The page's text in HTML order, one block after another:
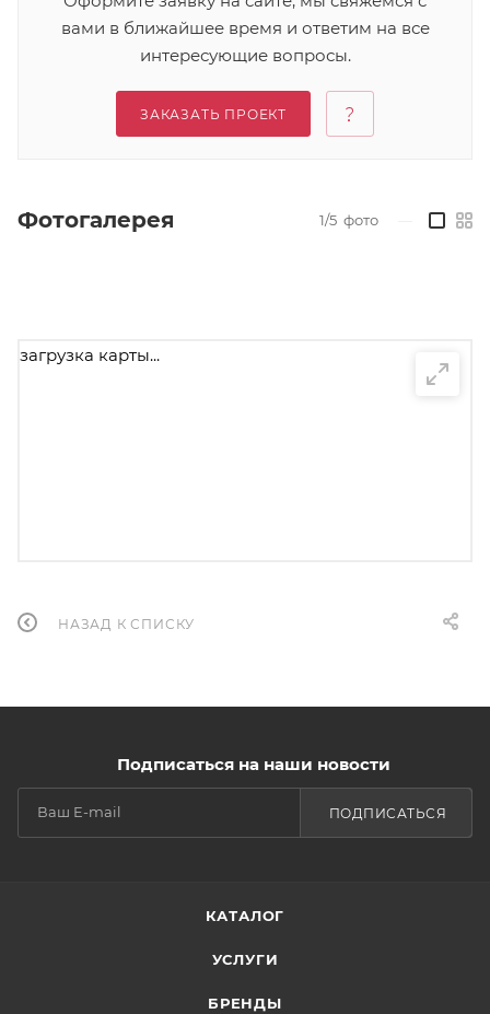
вами в ближайшее время и ответим на все
интересующие вопросы.
ЗАКАЗАТЬ ПРОЕКТ
Фотогалерея 1/5 фото
загрузка карты...
НАЗАД К СПИСКУ
Подписаться на наши новости
ПОДПИСАТЬСЯ
КАТАЛОГ
УСЛУГИ
БРЕНДЫ